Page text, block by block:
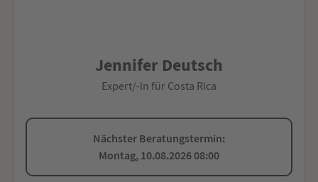
Jennifer Deutsch
Expert/-in für Costa Rica
Nächster Beratungstermin:
Montag, 10.08.2026 08:00